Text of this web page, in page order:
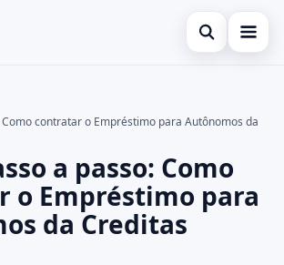
Abrir busca
site
para buscar ou ESC para fechar.
Como contratar o Empréstimo para Autônomos da
a passo: Como
o Empréstimo para
da Creditas